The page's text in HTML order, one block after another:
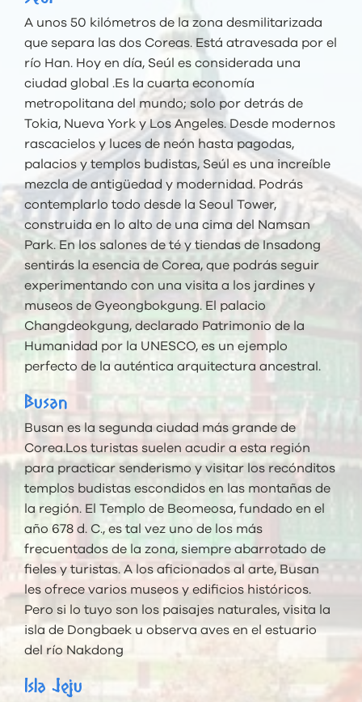
A unos 50 kilómetros de la zona desmilitarizada
que separa las dos Coreas. Está atravesada por el
río Han. Hoy en día, Seúl es considerada una
ciudad global .Es la cuarta economía
metropolitana del mundo; solo por detrás de
Tokia, Nueva York y Los Angeles. Desde modernos
rascacielos y luces de neón hasta pagodas,
palacios y templos budistas, Seúl es una increíble
mezcla de antigüedad y modernidad. Podrás
contemplarlo todo desde la Seoul Tower,
construida en lo alto de una cima del Namsan
Park. En los salones de té y tiendas de Insadong
sentirás la esencia de Corea, que podrás seguir
experimentando con una visita a los jardines y
museos de Gyeongbokgung. El palacio
Changdeokgung, declarado Patrimonio de la
Humanidad por la UNESCO, es un ejemplo
perfecto de la auténtica arquitectura ancestral.
Busan
Busan es la segunda ciudad más grande de
Corea.Los turistas suelen acudir a esta región
para practicar senderismo y visitar los recónditos
templos budistas escondidos en las montañas de
la región. El Templo de Beomeosa, fundado en el
año 678 d. C., es tal vez uno de los más
frecuentados de la zona, siempre abarrotado de
fieles y turistas. A los aficionados al arte, Busan
les ofrece varios museos y edificios históricos.
Pero si lo tuyo son los paisajes naturales, visita la
isla de Dongbaek u observa aves en el estuario
del río Nakdong
Isla Jeju